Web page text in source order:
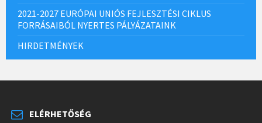
2021-2027 EURÓPAI UNIÓS FEJLESZTÉSI CIKLUS
FORRÁSAIBÓL NYERTES PÁLYÁZATAINK
HIRDETMÉNYEK
ELÉRHETŐSÉG